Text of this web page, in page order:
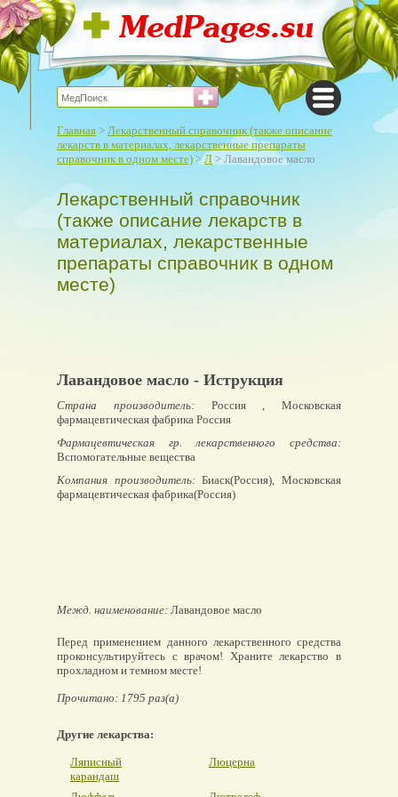
Главная > Лекарственный справочник (также описание
лекарств в материалах, лекарственные препараты
справочник в одном месте) >Л > Лавандовое масло
Лекарственный справочник
(также описание лекарств в
материалах, лекарственные
препараты справочник в одном
месте)
Лавандовое масло - Иструкция
Страна производитель:Россия , Московская
фармацевтическая фабрика Россия
Фармацевтическая гр. лекарственного средства:
Вспомогательные вещества
Компания производитель:Биаск(Россия), Московская
фармацевтическая фабрика(Россия)
Межд. наименование: Лавандовое масло
Перед применением данного лекарственного средства
проконсультируйтесь с врачом! Храните лекарство в
прохладном и темном месте!
Прочитано: 1795 раз(а)
Другие лекарства:
Ляписный
карандаш
Люцерна